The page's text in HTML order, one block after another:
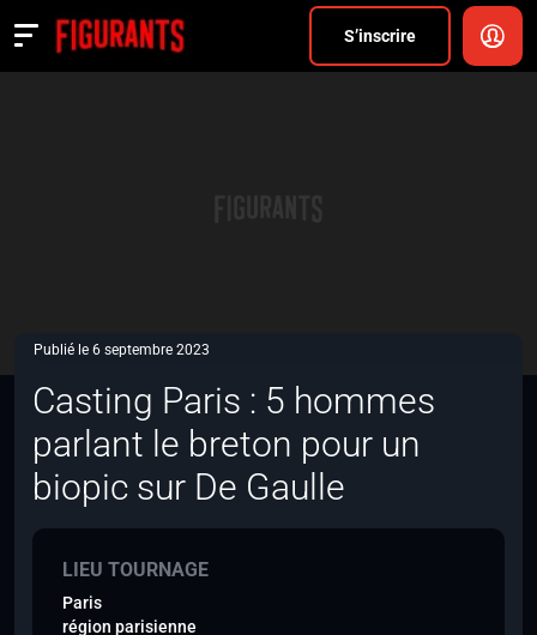
S’inscrire
Actualités
Publié le 6 septembre 2023
Casting Paris : 5 hommes
parlant le breton pour un
biopic sur De Gaulle
LIEU TOURNAGE
Paris
région parisienne